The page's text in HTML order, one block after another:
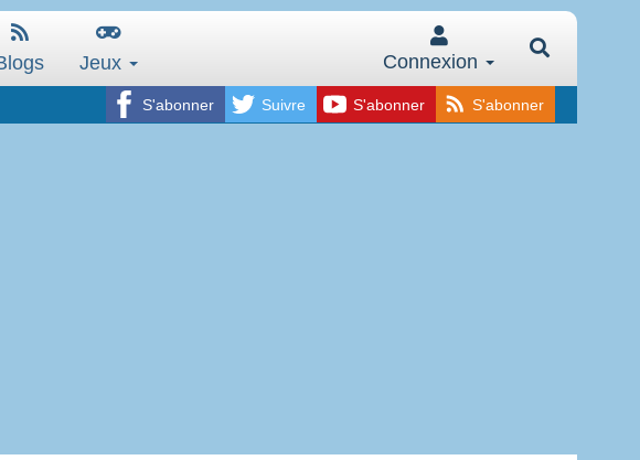
Jeux Connexion
S'abonner Suivre S'abonner S'abonner